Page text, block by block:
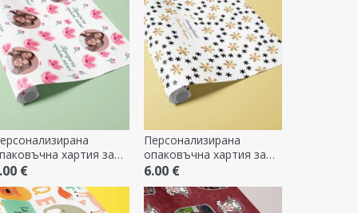
хартия за
с фотография
- Пролет
€
Персонализирана
опаковъчна хартия за
подаръци с текст в
рамка - Снежинки
6.00 €